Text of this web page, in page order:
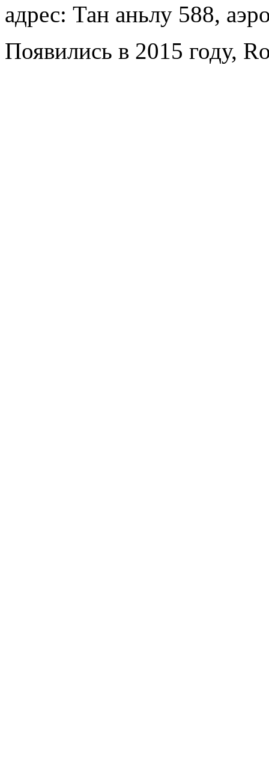
адрес: Тан аньлу 588,
Появились в 2015 году,